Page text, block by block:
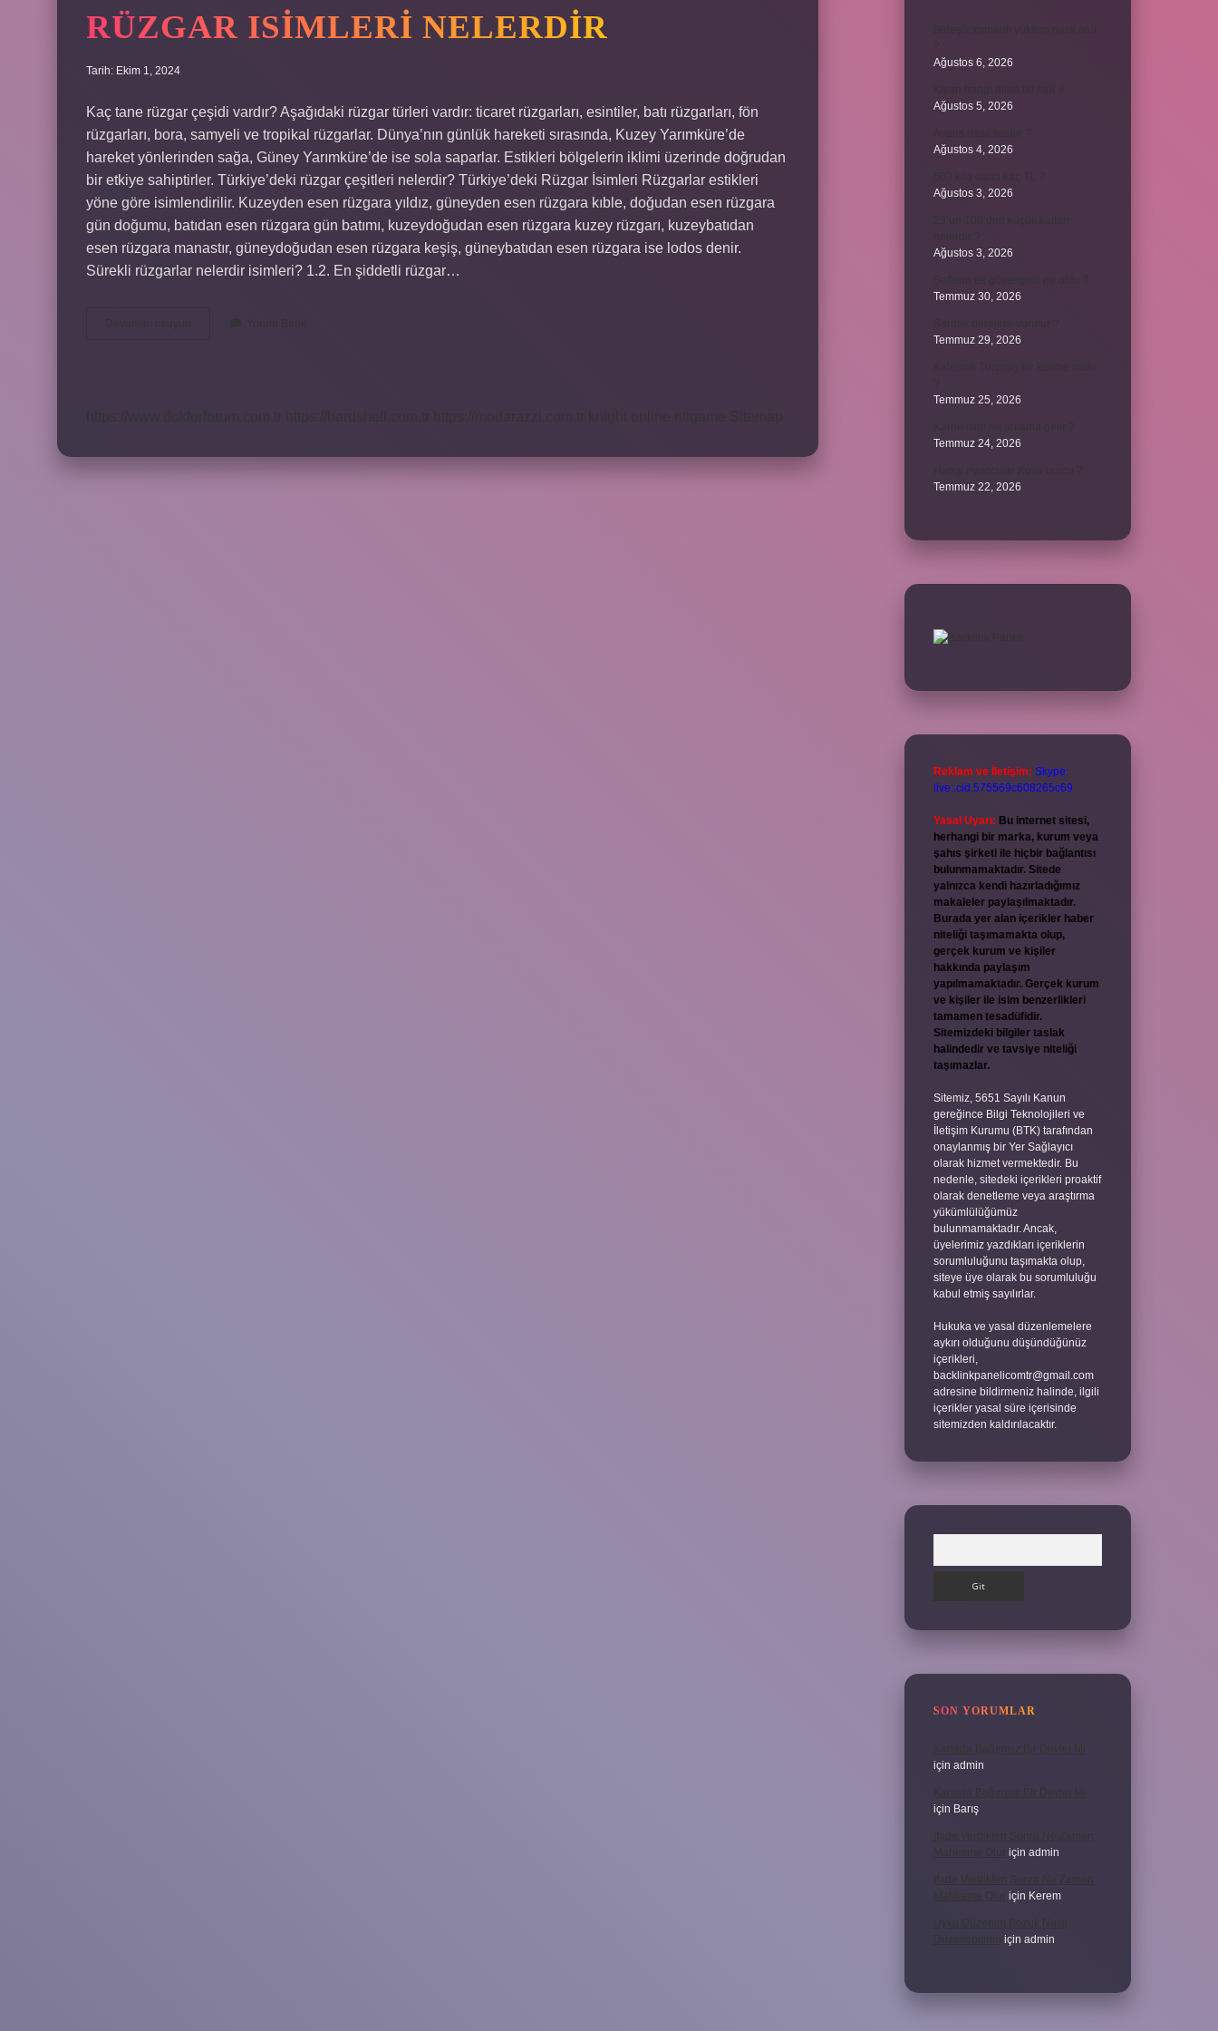
RÜZGAR ISIMLERI NELERDIR
Tarih: Ekim 1, 2024
Kaç tane rüzgar çeşidi vardır? Aşağıdaki rüzgar türleri vardır: ticaret rüzgarları, esintiler, batı rüzgarları, fön
rüzgarları, bora, samyeli ve tropikal rüzgarlar. Dünya’nın günlük hareketi sırasında, Kuzey Yarımküre’de
hareket yönlerinden sağa, Güney Yarımküre’de ise sola saparlar. Estikleri bölgelerin iklimi üzerinde doğrudan
bir etkiye sahiptirler. Türkiye’deki rüzgar çeşitleri nelerdir? Türkiye’deki Rüzgar İsimleri Rüzgarlar estikleri
yöne göre isimlendirilir. Kuzeyden esen rüzgara yıldız, güneyden esen rüzgara kıble, doğudan esen rüzgara
gün doğumu, batıdan esen rüzgara gün batımı, kuzeydoğudan esen rüzgara kuzey rüzgarı, kuzeybatıdan
esen rüzgara manastır, güneydoğudan esen rüzgara keşiş, güneybatıdan esen rüzgara ise lodos denir.
Sürekli rüzgarlar nelerdir isimleri? 1.2. En şiddetli rüzgar…
Ağustos 6, 2026
Ağustos 5, 2026
Ağustos 4, 2026
Ağustos 3, 2026
Ağustos 3, 2026
Temmuz 30, 2026
Temmuz 29, 2026
Temmuz 25, 2026
Temmuz 24, 2026
Temmuz 22, 2026
Reklam ve İletişim: Skype:
live:.cid.575569c608265c69
Yasal Uyarı: Bu internet sitesi,
herhangi bir marka, kurum veya
şahıs şirketi ile hiçbir bağlantısı
bulunmamaktadır. Sitede
yalnızca kendi hazırladığımız
makaleler paylaşılmaktadır.
Burada yer alan içerikler haber
niteliği taşımamakta olup,
gerçek kurum ve kişiler
hakkında paylaşım
yapılmamaktadır. Gerçek kurum
ve kişiler ile isim benzerlikleri
tamamen tesadüfidir.
Sitemizdeki bilgiler taslak
halindedir ve tavsiye niteliği
taşımazlar.
Sitemiz, 5651 Sayılı Kanun
gereğince Bilgi Teknolojileri ve
İletişim Kurumu (BTK) tarafından
onaylanmış bir Yer Sağlayıcı
olarak hizmet vermektedir. Bu
nedenle, sitedeki içerikleri proaktif
olarak denetleme veya araştırma
yükümlülüğümüz
bulunmamaktadır. Ancak,
üyelerimiz yazdıkları içeriklerin
sorumluluğunu taşımakta olup,
siteye üye olarak bu sorumluluğu
kabul etmiş sayılırlar.
Hukuka ve yasal düzenlemelere
aykırı olduğunu düşündüğünüz
içerikleri,
backlinkpanelicomtr@gmail.com
adresine bildirmeniz halinde, ilgili
içerikler yasal süre içerisinde
sitemizden kaldırılacaktır.
SON YORUMLAR
Kanada Bağımsız Bir Devlet Mi
için admin
Kanada Bağımsız Bir Devlet Mi
için Barış
Ifade Verdikten Sonra Ne Zaman
Mahkeme Olur için admin
Ifade Verdikten Sonra Ne Zaman
Mahkeme Olur için Kerem
Uyku Düzenim Bozuk Nasıl
Düzeltebilirim
için admin